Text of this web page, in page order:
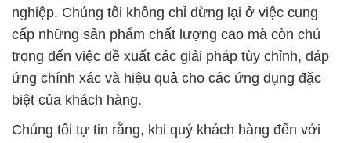
nghiệp. Chúng tôi không chỉ dừng lại ở việc cung
cấp những sản phẩm chất lượng cao mà còn chú
trọng đến việc đề xuất các giải pháp tùy chỉnh, đáp
ứng chính xác và hiệu quả cho các ứng dụng đặc
biệt của khách hàng.
Chúng tôi tự tin rằng, khi quý khách hàng đến với